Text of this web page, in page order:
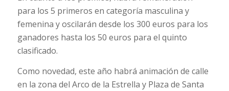
para los 5 primeros en categoría masculina y
femenina y oscilarán desde los 300 euros para los
ganadores hasta los 50 euros para el quinto
clasificado.
Como novedad, este año habrá animación de calle
en la zona del Arco de la Estrella y Plaza de Santa